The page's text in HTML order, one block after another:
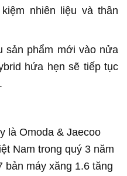
nhiên liệu và thân
sản phẩm mới vào nửa
hứa hẹn sẽ tiếp tục
là Omoda & Jaecoo
Nam trong quý 3 năm
bản máy xăng 1.6 tăng